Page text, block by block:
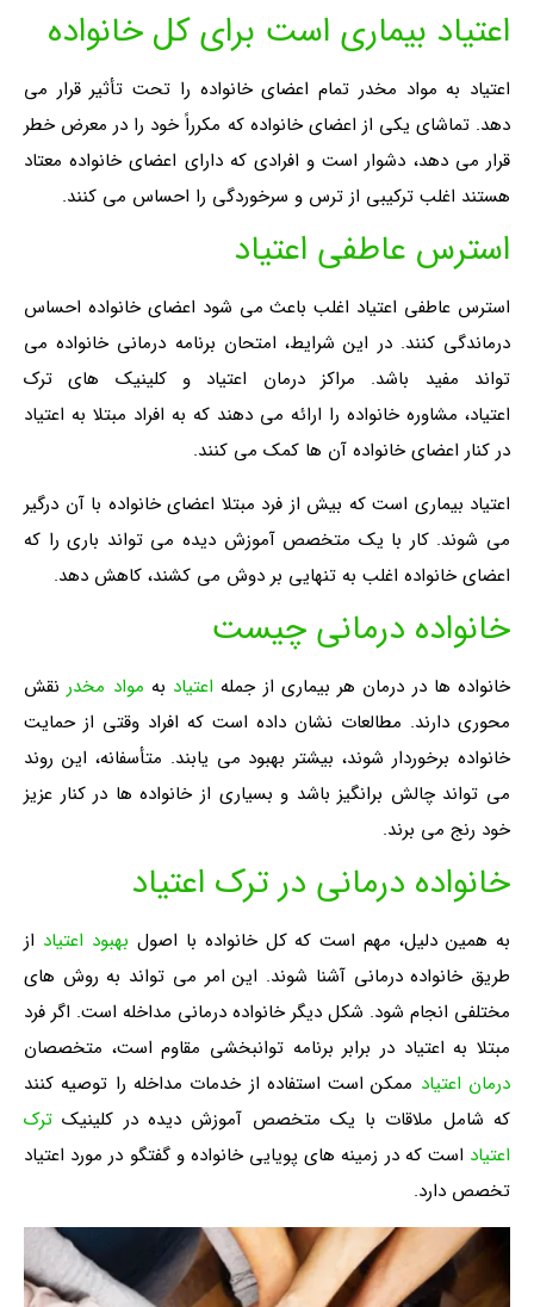
اعتیاد بیماری است برای کل خانواده
اعتیاد به مواد مخدر تمام اعضای خانواده را تحت تأثیر قرار می
دهد. تماشای یکی از اعضای خانواده که مکرراً خود را در معرض خطر
قرار می دهد، دشوار است و افرادی که دارای اعضای خانواده معتاد
هستند اغلب ترکیبی از ترس و سرخوردگی را احساس می کنند.
استرس عاطفی اعتیاد
استرس عاطفی اعتیاد اغلب باعث می شود اعضای خانواده احساس
درماندگی کنند. در این شرایط، امتحان برنامه درمانی خانواده می
تواند مفید باشد. مراکز درمان اعتیاد و کلینیک های ترک
اعتیاد، مشاوره خانواده را ارائه می دهند که به افراد مبتلا به اعتیاد
در کنار اعضای خانواده آن ها کمک می کنند.
اعتیاد بیماری است که بیش از فرد مبتلا اعضای خانواده با آن درگیر
می شوند. کار با یک متخصص آموزش دیده می تواند باری را که
اعضای خانواده اغلب به تنهایی بر دوش می کشند، کاهش دهد.
خانواده درمانی چیست
خانواده ها در درمان هر بیماری از جمله اعتیاد به مواد مخدرنقش
محوری دارند. مطالعات نشان داده است که افراد وقتی از حمایت
خانواده برخوردار شوند، بیشتر بهبود می یابند. متأسفانه، این روند
می تواند چالش برانگیز باشد و بسیاری از خانواده ها در کنار عزیز
خود رنج می برند.
خانواده درمانی در ترک اعتیاد
به همین دلیل، مهم است که کل خانواده با اصول بهبود اعتیاد از
طریق خانواده درمانی آشنا شوند. این امر می تواند به روش های
مختلفی انجام شود. شکل دیگر خانواده درمانی مداخله است. اگر فرد
مبتلا به اعتیاد در برابر برنامه توانبخشی مقاوم است، متخصصان
درمان اعتیاد ممکن است استفاده از خدمات مداخله را توصیه کنند
که شامل ملاقات با یک متخصص آموزش دیده در کلینیک ترک
اعتیاد است که در زمینه های پویایی خانواده و گفتگو در مورد اعتیاد
تخصص دارد.